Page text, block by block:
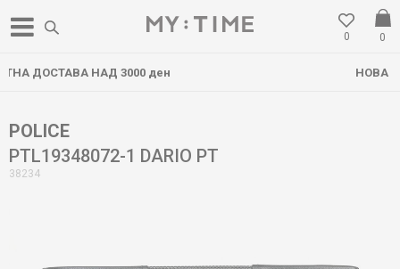
0
0
НОВА ЛОКАЦИЈА ВО ГОСТИВАР
POLICE
PTL19348072-1 DARIO PT
38234